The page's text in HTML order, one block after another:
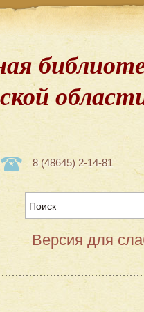
8 (48645) 2-14-81
Версия для